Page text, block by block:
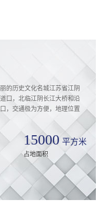
的历史文化名城江苏省江阴
口，北临江阴长江大桥和沿
，交通极为方便，地理位置
15000 平方米
占地面积